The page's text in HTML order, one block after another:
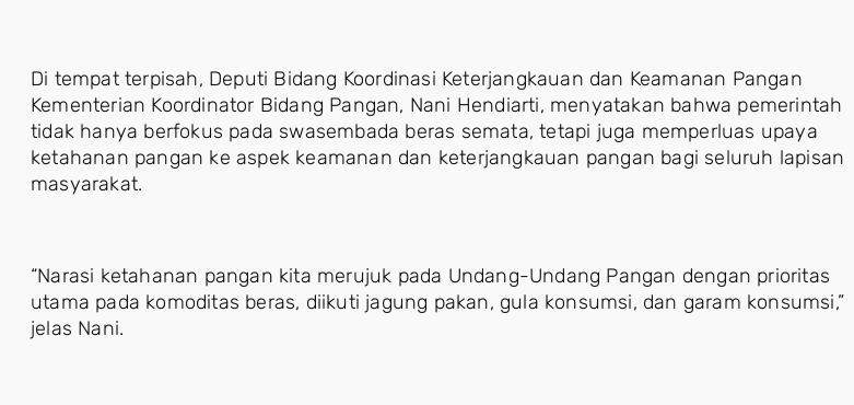
Di tempat terpisah, Deputi Bidang Koordinasi Keterjangkauan dan Keamanan Pangan
Kementerian Koordinator Bidang Pangan, Nani Hendiarti, menyatakan bahwa pemerintah
tidak hanya berfokus pada swasembada beras semata, tetapi juga memperluas upaya
ketahanan pangan ke aspek keamanan dan keterjangkauan pangan bagi seluruh lapisan
masyarakat.
“Narasi ketahanan pangan kita merujuk pada Undang-Undang Pangan dengan prioritas
utama pada komoditas beras, diikuti jagung pakan, gula konsumsi, dan garam konsumsi,”
jelas Nani.